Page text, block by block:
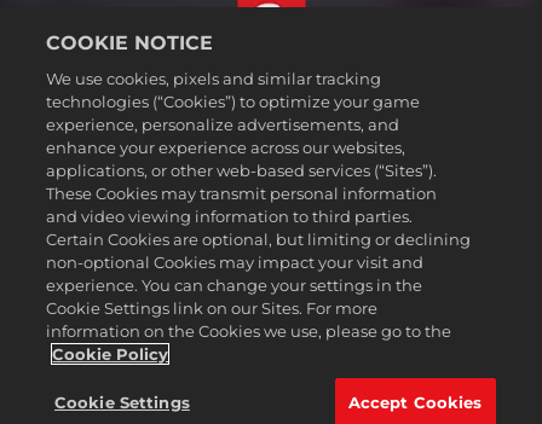
Juridisk
Personvernerklæring
Retningslinjer for bruk av informasjonskapsler
Hjelp
Ikke selg eller del mine personlige opplysningere
Order Lookup & Refunds
2K Ad Partners
©2016-2026 Take-Two Interactive Software Inc. 2K, Firaxis Games,
Civilization, and their respective logos are trademarks of Take-Two
Alle varemerker som nevnes her, tilhører sine respektive eiere.
Norsk
COOKIE NOTICE
We use cookies, pixels and similar tracking
technologies (“Cookies”) to optimize your game
experience, personalize advertisements, and
enhance your experience across our websites,
applications, or other web-based services (“Sites”).
These Cookies may transmit personal information
and video viewing information to third parties.
Certain Cookies are optional, but limiting or declining
non-optional Cookies may impact your visit and
experience. You can change your settings in the
Cookie Settings link on our Sites. For more
information on the Cookies we use, please go to the
Cookie Policy
Cookie Settings Accept Cookies